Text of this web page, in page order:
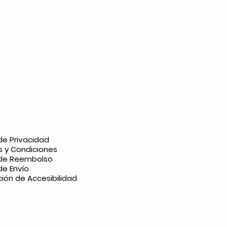
Privacidad
y Condiciones
Reembolso
Envío
de Accesibilidad​